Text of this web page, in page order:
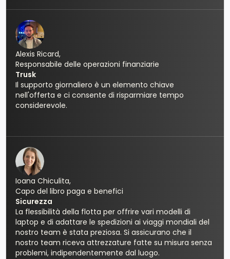
Alexis Ricard,
Responsabile delle operazioni finanziarie
Trusk
Il supporto giornaliero è un elemento chiave
nell'offerta e ci consente di risparmiare tempo
considerevole.
Ioana Chiculita,
Capo del libro paga e benefici
Sicurezza
La flessibilità della flotta per offrire vari modelli di
laptop e di adattare le spedizioni ai viaggi mondiali del
nostro team è stata preziosa. Si assicurano che il
nostro team riceva attrezzature fatte su misura senza
problemi, indipendentemente dal luogo.